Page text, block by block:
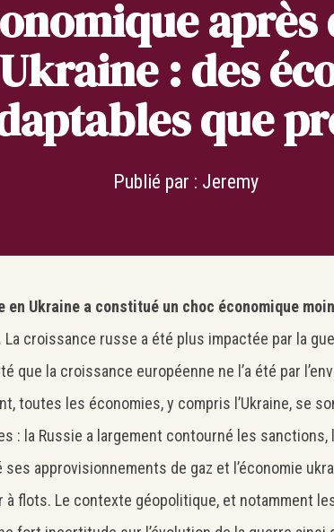
après
: des
que
Publié par : Jeremy
en Ukraine a constitué un choc économique
La croissance russe a été plus impactée par la
que la croissance européenne ne l’a été par
toutes les économies, y compris l’Ukraine, se
: la Russie a largement contourné les sanctions,
ses approvisionnements de gaz et l’économie
à flots. Le contexte géopolitique, et notamment